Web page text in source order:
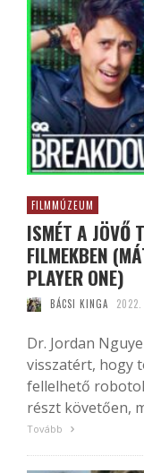
FILMMÚZEUM
ISMÉT A JÖVŐ
FILMEKBEN
PLAYER ONE)
BÁCSI KINGA 2022.
Dr. Jordan
visszatért, hogy
fellelhető
részt követően,
Tovább